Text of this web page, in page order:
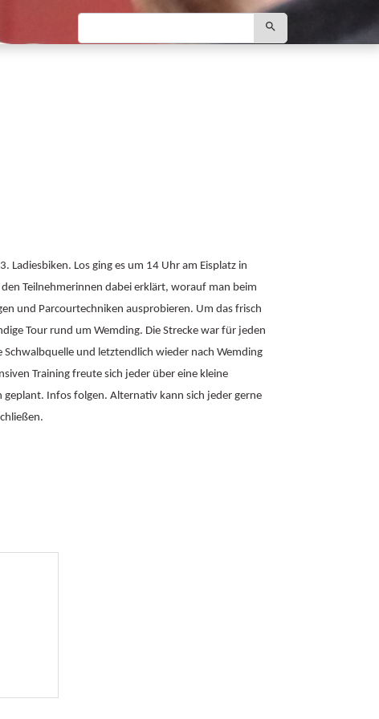
search
Los ging es um 14 Uhr am Eisplatz in
Teilnehmerinnen dabei erklärt, worauf man beim
und Parcourtechniken ausprobieren. Um das frisch
Tour rund um Wemding. Die Strecke war für jeden
und letztendlich wieder nach Wemding
Training freute sich jeder über eine kleine
geplant. Infos folgen. Alternativ kann sich jeder gerne